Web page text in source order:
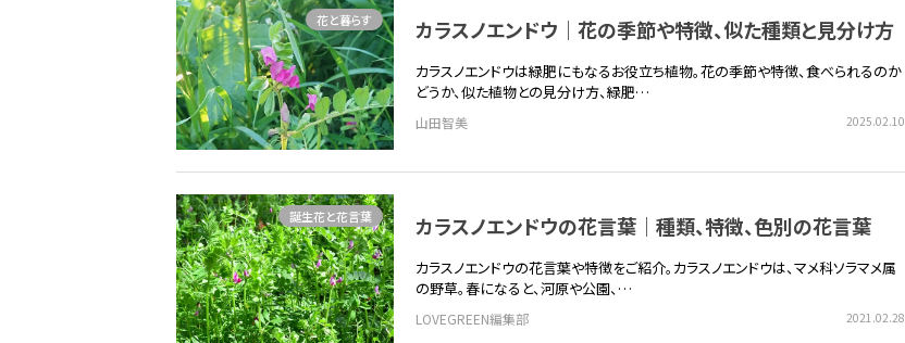
カラスノエンドウ｜花の季節や特徴、似た種類と見分け方
カラスノエンドウは緑肥にもなるお役立ち植物。花の季節や特徴、食べられるのか
どうか、似た植物との見分け方、緑肥…
山田智美 2025.02.10
花と暮らす
カラスノエンドウの花言葉｜種類、特徴、色別の花言葉
カラスノエンドウの花言葉や特徴をご紹介。カラスノエンドウは、マメ科ソラマメ属
の野草。春になると、河原や公園、…
LOVEGREEN編集部 2021.02.28
誕生花と花言葉